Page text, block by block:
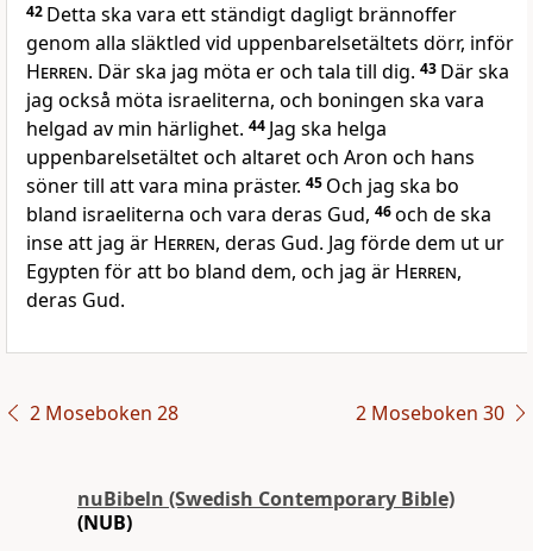
42 Detta ska vara ett ständigt dagligt brännoffer
genom alla släktled vid uppenbarelsetältets dörr, inför
Herren. Där ska jag möta er och tala till dig. 43 Där ska
jag också möta israeliterna, och boningen ska vara
helgad av min härlighet. 44 Jag ska helga
uppenbarelsetältet och altaret och Aron och hans
söner till att vara mina präster. 45 Och jag ska bo
bland israeliterna och vara deras Gud, 46och de ska
inse att jag är Herren, deras Gud. Jag förde dem ut ur
Egypten för att bo bland dem, och jag är Herren,
deras Gud.
2 Moseboken 28 2 Moseboken 30
nuBibeln (Swedish Contemporary Bible)
(NUB)